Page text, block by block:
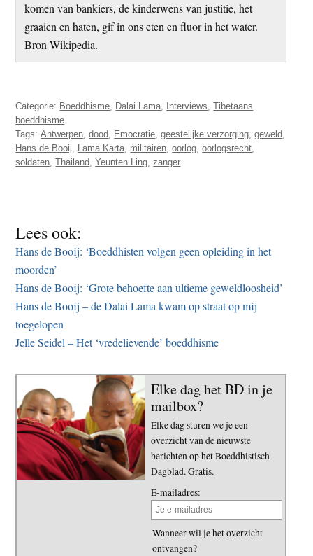
komen van bankiers, de kinderwens van justitie, het
graaien en haten, gif in ons eten en fluor in het water.
Bron Wikipedia.
Categorie: Boeddhisme, Dalai Lama, Interviews,Tibetaans
boeddhisme
Tags:Antwerpen,dood, Emocratie,geestelijke verzorging,geweld,
Hans de Booij, Lama Karta, militairen,oorlog,oorlogsrecht,
soldaten,Thailand,Yeunten Ling,zanger
Lees ook:
Hans de Booij: ‘Boeddhisten volgen geen opleiding in het
moorden’
Hans de Booij: ‘Grote behoefte aan ultieme geweldloosheid’
Hans de Booij – de Dalai Lama kwam op straat op mij
toegelopen
Jelle Seidel – Het ‘vredelievende’ boeddhisme
Elke dag het BD in je
mailbox?
Elke dag sturen we je een
overzicht van de nieuwste
berichten op het Boeddhistisch
Dagblad. Gratis.
E-mailadres:
Wanneer wil je het overzicht
ontvangen?